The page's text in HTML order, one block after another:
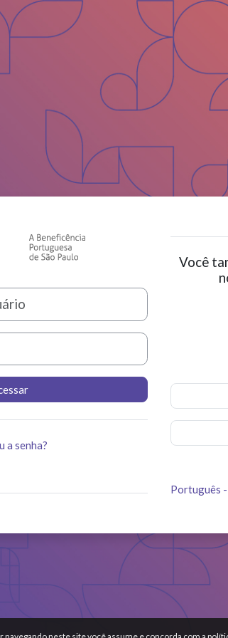
Acesso a BP - SOCIAL
a senha?
Você
Português